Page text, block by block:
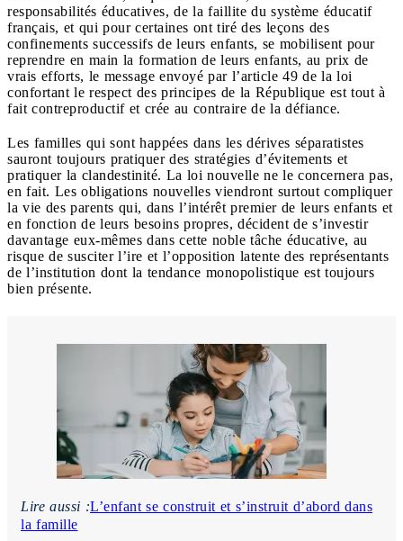
responsabilités éducatives, de la faillite du système éducatif
français, et qui pour certaines ont tiré des leçons des
confinements successifs de leurs enfants, se mobilisent pour
reprendre en main la formation de leurs enfants, au prix de
vrais efforts, le message envoyé par l’article 49 de la loi
confortant le respect des principes de la République est tout à
fait contreproductif et crée au contraire de la défiance.
Les familles qui sont happées dans les dérives séparatistes
sauront toujours pratiquer des stratégies d’évitements et
pratiquer la clandestinité. La loi nouvelle ne le concernera pas,
en fait. Les obligations nouvelles viendront surtout compliquer
la vie des parents qui, dans l’intérêt premier de leurs enfants et
en fonction de leurs besoins propres, décident de s’investir
davantage eux-mêmes dans cette noble tâche éducative, au
risque de susciter l’ire et l’opposition latente des représentants
de l’institution dont la tendance monopolistique est toujours
bien présente.
Lire aussi :L’enfant se construit et s’instruit d’abord dans
la famille